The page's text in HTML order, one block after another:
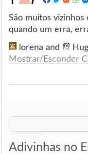
São muitos vizinhos
quando um erra,
lorena and
Mostrar/Esconder
Search
for:
Adivinhas no